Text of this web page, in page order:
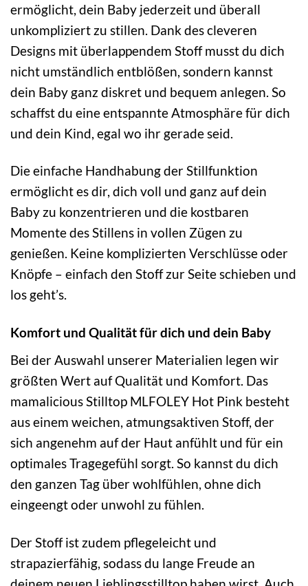
ermöglicht, dein Baby jederzeit und überall
unkompliziert zu stillen. Dank des cleveren
Designs mit überlappendem Stoff musst du dich
nicht umständlich entblößen, sondern kannst
dein Baby ganz diskret und bequem anlegen. So
schaffst du eine entspannte Atmosphäre für dich
und dein Kind, egal wo ihr gerade seid.
Die einfache Handhabung der Stillfunktion
ermöglicht es dir, dich voll und ganz auf dein
Baby zu konzentrieren und die kostbaren
Momente des Stillens in vollen Zügen zu
genießen. Keine komplizierten Verschlüsse oder
Knöpfe – einfach den Stoff zur Seite schieben und
los geht’s.
Komfort und Qualität für dich und dein Baby
Bei der Auswahl unserer Materialien legen wir
größten Wert auf Qualität und Komfort. Das
mamalicious Stilltop MLFOLEY Hot Pink besteht
aus einem weichen, atmungsaktiven Stoff, der
sich angenehm auf der Haut anfühlt und für ein
optimales Tragegefühl sorgt. So kannst du dich
den ganzen Tag über wohlfühlen, ohne dich
eingeengt oder unwohl zu fühlen.
Der Stoff ist zudem pflegeleicht und
strapazierfähig, sodass du lange Freude an